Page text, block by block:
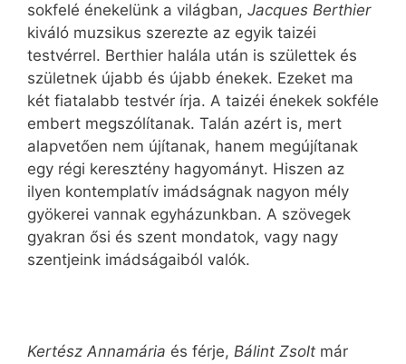
sokfelé énekelünk a világban, Jacques Berthier
kiváló muzsikus szerezte az egyik taizéi
testvérrel. Berthier halála után is születtek és
születnek újabb és újabb énekek. Ezeket ma
két fiatalabb testvér írja. A taizéi énekek sokféle
embert megszólítanak. Talán azért is, mert
alapvetően nem újítanak, hanem megújítanak
egy régi keresztény hagyományt. Hiszen az
ilyen kontemplatív imádságnak nagyon mély
gyökerei vannak egyházunkban. A szövegek
gyakran ősi és szent mondatok, vagy nagy
szentjeink imádságaiból valók.
Kertész Annamária és férje, Bálint Zsolt már